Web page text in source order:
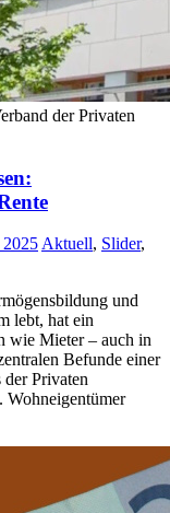
der Privaten
2025 Aktuell, Slider,
und
lebt, hat ein
wie Mieter – auch in
Befunde einer
Privaten
Wohneigentümer